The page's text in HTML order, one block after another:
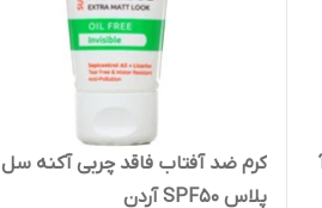
کرم ضد آفتاب فاقد چربی آکنه سل
پلاس SPF50 آردن